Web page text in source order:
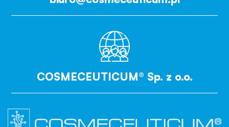
COSMECEUTICUM® Sp. z o.o.